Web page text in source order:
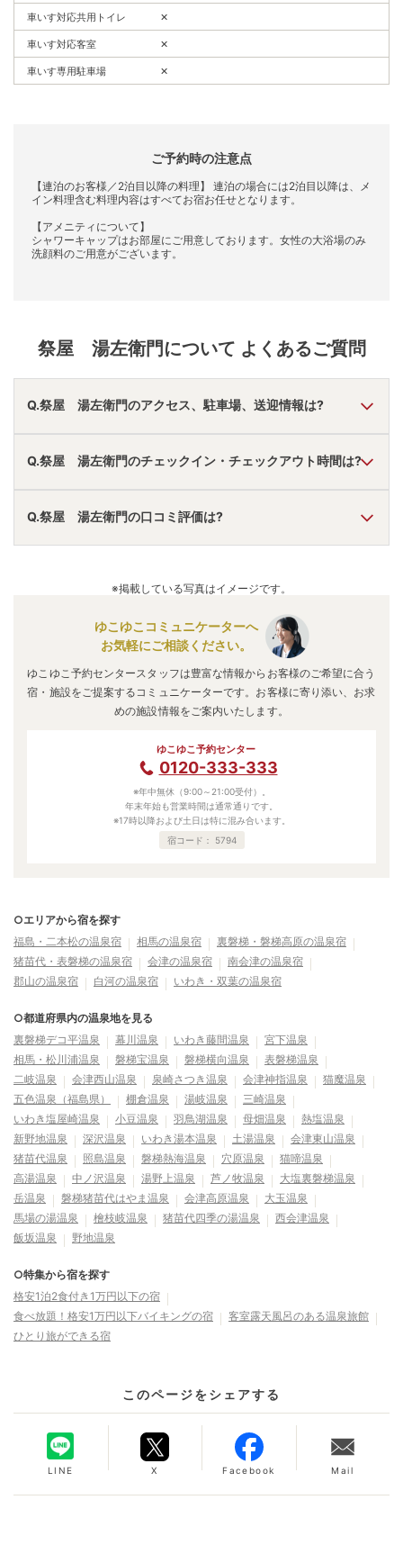
車いす対応共用トイレ ✕
車いす対応客室 ✕
車いす専用駐車場 ✕
ご予約時の注意点
【連泊のお客様／2泊目以降の料理】 連泊の場合には2泊目以降は、メ
イン料理含む料理内容はすべてお宿お任せとなります。
【アメニティについて】
シャワーキャップはお部屋にご用意しております。女性の大浴場のみ
洗顔料のご用意がございます。
祭屋 湯左衛門 について よくあるご質問
Q.祭屋 湯左衛門のアクセス、駐車場、送迎情報は?
A. 車で東北自動車道福島飯坂ＩＣより10分。
駐車場あり。
Q.祭屋 湯左衛門のチェックイン・チェックアウト時間は?
A. チェックインは15:00~19:00、チェックアウトは〜
10:00
です。
※プランによって異なる場合があります。
Q.祭屋 湯左衛門の口コミ評価は?
口コミ情報の詳細はこちら。
※掲載している写真はイメージです。
ゆこゆこコミュニケーターへ
お気軽にご相談ください。
ゆこゆこ予約センタースタッフは豊富な情報からお客様のご希望に合う
宿・施設をご提案するコミュニケーターです。お客様に寄り添い、お求
めの施設情報をご案内いたします。
ゆこゆこ予約センター
0120-333-333
※年中無休（9:00～21:00受付）。
年末年始も営業時間は通常通りです。
※17時以降および土日は特に混み合います。
宿コード：
5794
○エリアから宿を探す
福島・二本松の温泉宿
相馬の温泉宿
裏磐梯・磐梯高原の温泉宿
猪苗代・表磐梯の温泉宿
会津の温泉宿
南会津の温泉宿
郡山の温泉宿
白河の温泉宿 いわき・双葉の温泉宿
○都道府県内の温泉地を見る
裏磐梯デコ平温泉
幕川温泉 いわき藤間温泉
宮下温泉
相馬・松川浦温泉
磐梯宝温泉 磐梯横向温泉
表磐梯温泉
二岐温泉
会津西山温泉 泉崎さつき温泉 会津神指温泉
猫魔温泉
五色温泉（福島県）
棚倉温泉 湯岐温泉
三崎温泉
いわき塩屋崎温泉
小豆温泉 羽鳥湖温泉 母畑温泉
熱塩温泉
新野地温泉
深沢温泉 いわき湯本温泉 土湯温泉
会津東山温泉
猪苗代温泉
照島温泉 磐梯熱海温泉 穴原温泉
猫啼温泉
高湯温泉
中ノ沢温泉 湯野上温泉 芦ノ牧温泉
大塩裏磐梯温泉
岳温泉
磐梯猪苗代はやま温泉 会津高原温泉
大玉温泉
馬場の湯温泉
檜枝岐温泉 猪苗代四季の湯温泉
西会津温泉
飯坂温泉
野地温泉
○特集から宿を探す
格安1泊2食付き1万円以下の宿
食べ放題！格安1万円以下バイキングの宿
客室露天風呂のある温泉旅館
ひとり旅ができる宿
このページをシェアする
LINE X Facebook Mail